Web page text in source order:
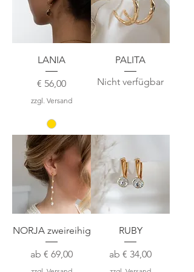
LANIA
Preis
€ 56,00
zzgl. Versand
PALITA
Nicht verfügbar
NORJA zweireihig
ab € 69,00
Sale-Preis
RUBY
ab € 34,00
Sale-Preis